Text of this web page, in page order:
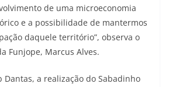
de uma microeconomia
e a possibilidade de mantermos
daquele território”, observa o
Funjope, Marcus Alves.
Dantas, a realização do Sabadinho